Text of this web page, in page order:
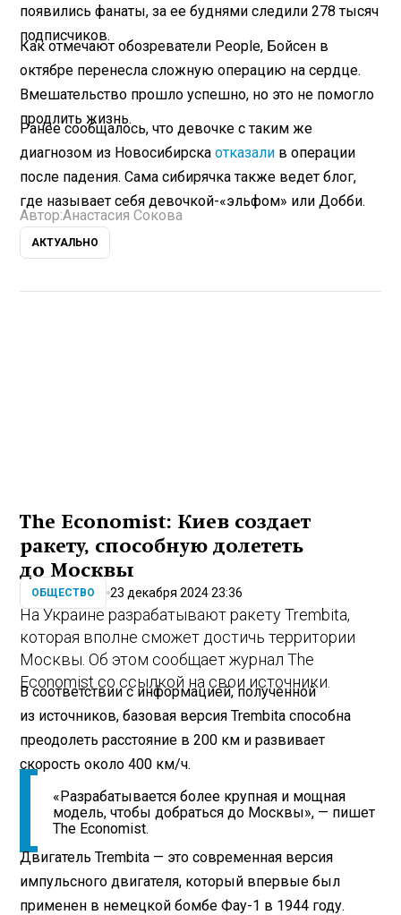
появились фанаты, за ее буднями следили 278 тысяч
подписчиков.
Как отмечают обозреватели People, Бойсен в
октябре перенесла сложную операцию на сердце.
Вмешательство прошло успешно, но это не помогло
продлить жизнь.
Ранее сообщалось, что девочке с таким же
диагнозом из Новосибирскаотказали в операции
после падения. Сама сибирячка также ведет блог,
где называет себя девочкой-«эльфом» или Добби.
Автор:Анастасия Сокова
АКТУАЛЬНО
The Economist: Киев создает
ракету, способную долететь
до Москвы
ОБЩЕСТВО 23 декабря 2024 23:36
На Украине разрабатывают ракету Trembita,
которая вполне сможет достичь территории
Москвы. Об этом сообщает журнал The
Economist со ссылкой на свои источники.
В соответствии с информацией, полученной
из источников, базовая версия Trembita способна
преодолеть расстояние в 200 км и развивает
скорость около 400 км/ч.
«Разрабатывается более крупная и мощная
модель, чтобы добраться до Москвы», — пишет
The Economist.
Двигатель Trembita — это современная версия
импульсного двигателя, который впервые был
применен в немецкой бомбе Фау-1 в 1944 году.